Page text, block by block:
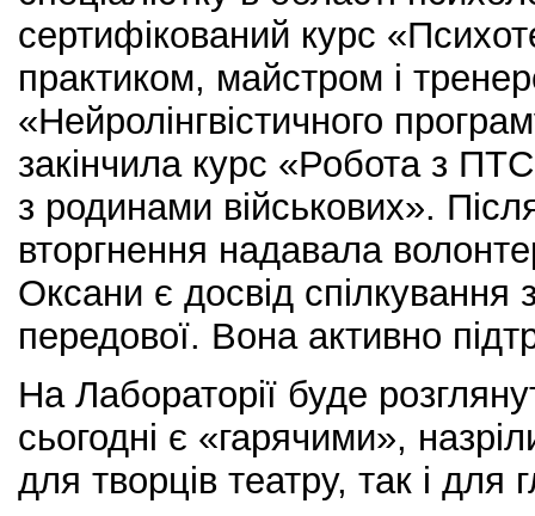
сертифікований курс
практиком, майстром і
«Нейролінгвістичного
закінчила курс «Робота з
з родинами військових».
вторгнення надавала
Оксани є досвід спілкування
передової. Вона активно
На Лабораторії буде
сьогодні є «гарячими»,
для творців театру, так і для